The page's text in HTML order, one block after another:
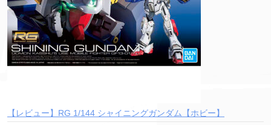
【レビュー】RG 1/144 シャイニングガンダム【ホビー】